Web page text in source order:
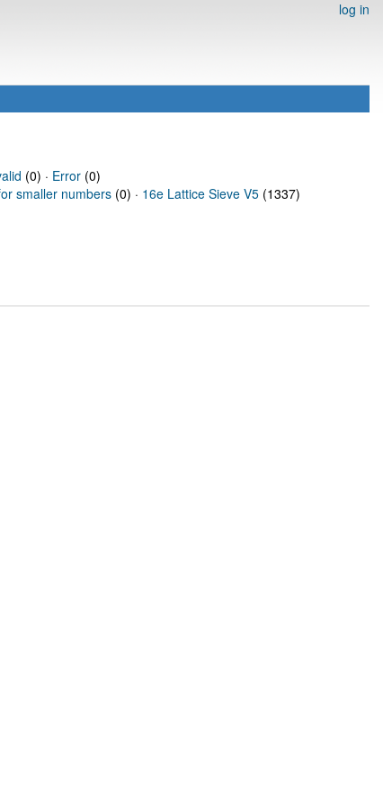
log in
(0) · Error(0)
smaller numbers (0) · 16e Lattice Sieve V5 (1337)